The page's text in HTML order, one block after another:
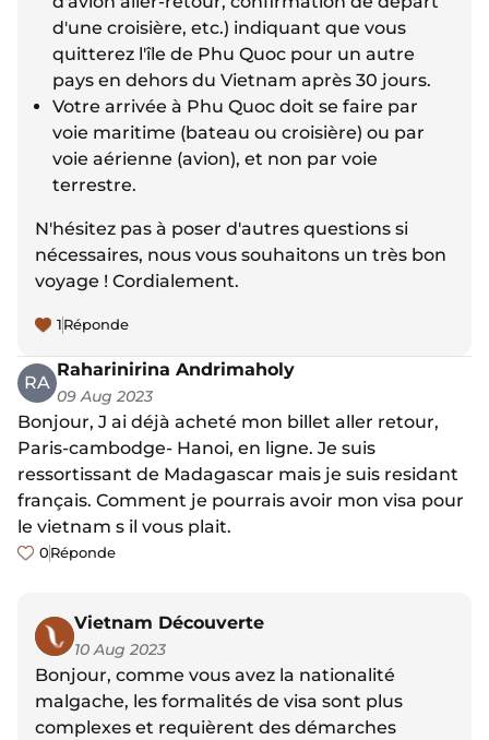
d'une croisière, etc.) indiquant que vous
quitterez l'île de Phu Quoc pour un autre
pays en dehors du Vietnam après 30 jours.
Votre arrivée à Phu Quoc doit se faire par
voie maritime (bateau ou croisière) ou par
voie aérienne (avion), et non par voie
terrestre.
N'hésitez pas à poser d'autres questions si
nécessaires, nous vous souhaitons un très bon
voyage ! Cordialement.
1 Réponde
RA
Raharinirina Andrimaholy
09 Aug 2023
Bonjour, J ai déjà acheté mon billet aller retour,
Paris-cambodge- Hanoi, en ligne. Je suis
ressortissant de Madagascar mais je suis residant
français. Comment je pourrais avoir mon visa pour
le vietnam s il vous plait.
0 Réponde
Vietnam Découverte
10 Aug 2023
Bonjour, comme vous avez la nationalité
malgache, les formalités de visa sont plus
complexes et requièrent des démarches